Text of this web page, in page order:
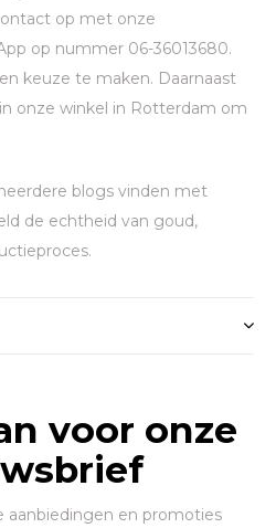
op met onze
op nummer 06-36013680.
keuze te maken. Daarnaast
onze winkel in Rotterdam om
blogs vinden met
de echtheid van goud,
voor onze
aanbiedingen en promoties